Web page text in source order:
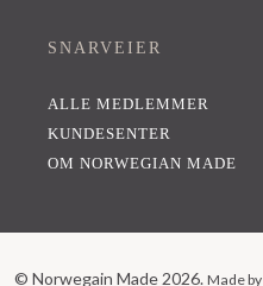
SNARVEIER
ALLE MEDLEMMER
KUNDESENTER
OM NORWEGIAN MADE
© Norwegain Made 2026. Made by